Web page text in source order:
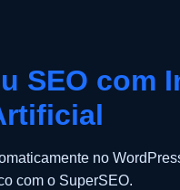
SEO com
no
com o SuperSEO.